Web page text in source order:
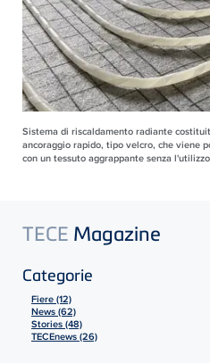
Sistema di riscaldamento radiante
ancoraggio rapido, tipo velcro, che viene
con un tessuto aggrappante senza
TECE Magazine
Categorie
Fiere (12)
News (62)
Stories (48)
TECEnews (26)